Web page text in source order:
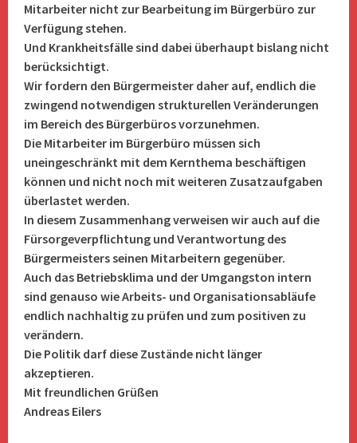
Mitarbeiter nicht zur Bearbeitung im Bürgerbüro zur
Verfügung stehen.
Und Krankheitsfälle sind dabei überhaupt bislang nicht
berücksichtigt.
Wir fordern den Bürgermeister daher auf, endlich die
zwingend notwendigen strukturellen Veränderungen
im Bereich des Bürgerbüros vorzunehmen.
Die Mitarbeiter im Bürgerbüro müssen sich
uneingeschränkt mit dem Kernthema beschäftigen
können und nicht noch mit weiteren Zusatzaufgaben
überlastet werden.
In diesem Zusammenhang verweisen wir auch auf die
Fürsorgeverpflichtung und Verantwortung des
Bürgermeisters seinen Mitarbeitern gegenüber.
Auch das Betriebsklima und der Umgangston intern
sind genauso wie Arbeits- und Organisationsabläufe
endlich nachhaltig zu prüfen und zum positiven zu
verändern.
Die Politik darf diese Zustände nicht länger
akzeptieren.
Mit freundlichen Grüßen
Andreas Eilers